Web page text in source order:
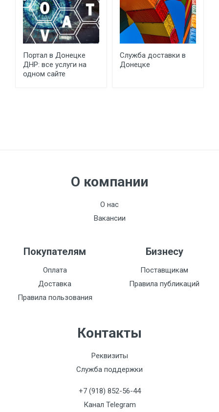
Портал в Донецке
ДНР: все услуги на
одном сайте
Служба доставки в
Донецке
О компании
О нас
Вакансии
Покупателям
Оплата
Доставка
Правила пользования
Бизнесу
Поставщикам
Правила публикаций
Контакты
Реквизиты
Служба поддержки
+7 (918) 852-56-44
Канал Telegram